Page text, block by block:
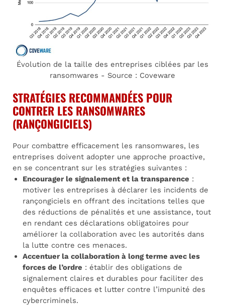
Évolution de la taille des entreprises ciblées par les
ransomwares - Source : Coveware
STRATÉGIES RECOMMANDÉES POUR
CONTRER LES RANSOMWARES
(RANÇONGICIELS)
Pour combattre efficacement les ransomwares, les
entreprises doivent adopter une approche proactive,
en se concentrant sur les stratégies suivantes :
Encourager le signalement et la transparence :
motiver les entreprises à déclarer les incidents de
rançongiciels en offrant des incitations telles que
des réductions de pénalités et une assistance, tout
en rendant ces déclarations obligatoires pour
améliorer la collaboration avec les autorités dans
la lutte contre ces menaces.
Accentuer la collaboration à long terme avec les
forces de l’ordre : établir des obligations de
signalement claires et durables pour faciliter des
enquêtes efficaces et lutter contre l’impunité des
cybercriminels.